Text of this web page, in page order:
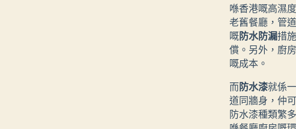
喺香港嘅高濕
老舊餐廳，管
嘅防水防漏措
償。另外，廚
嘅成本。
而防水漆就係
道同牆身，仲
防水漆種類繁